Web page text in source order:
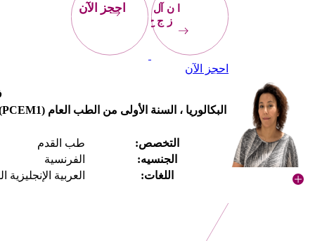
احجز
الآن احجز الآن
احجز الآن
البكالوريا ، السنة الأولى من الطب العام (PCEM1)، دبلوم الدراسات الطبية (DPM)، ماجستير في الطب (M.Post)
التخصص:
طب القدم
الجنسيه:
الفرنسية
اللغات:
العربية الإنجليزية